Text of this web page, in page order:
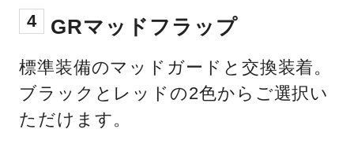
4 GRマッドフラップ
標準装備のマッドガードと交換装着。
ブラックとレッドの2色からご選択い
ただけます。